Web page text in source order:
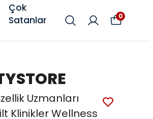
Çok
Satanlar
0
Uzmanları
Klinikler Wellness